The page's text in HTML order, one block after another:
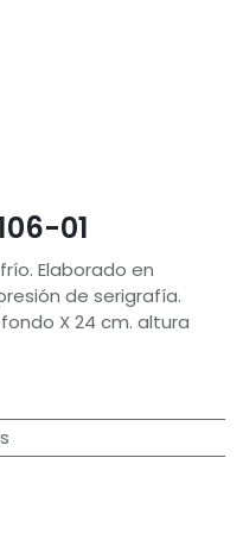
01
Elaborado en
de serigrafía.
X 24 cm. altura